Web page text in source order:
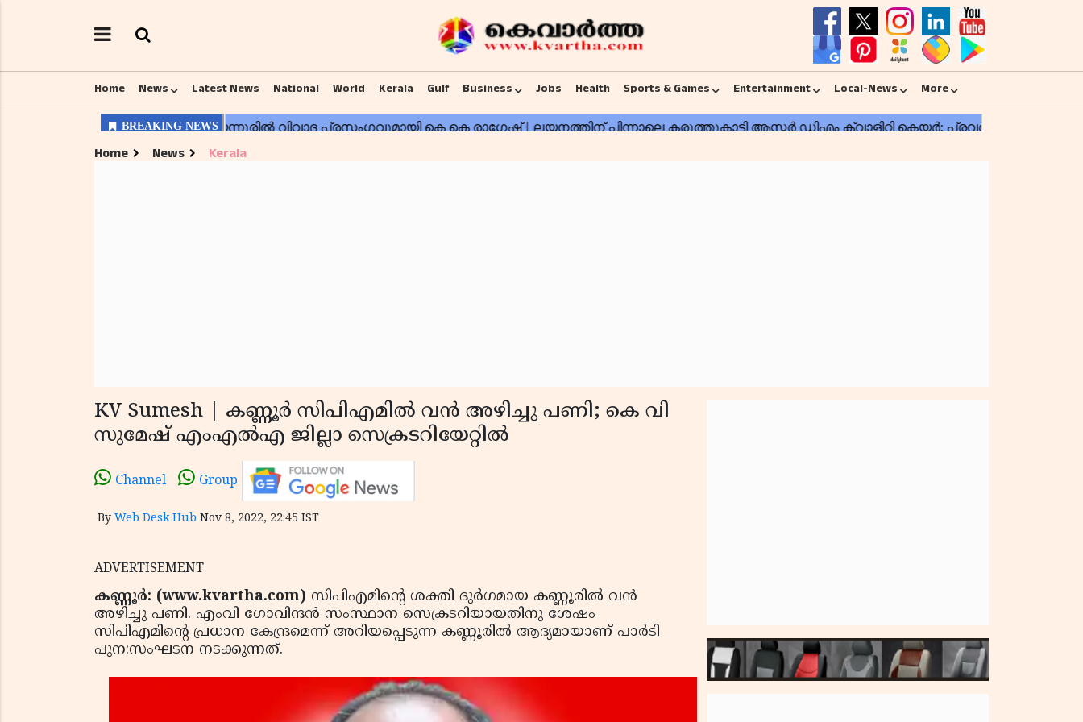
Home News Latest News National World Kerala Gulf Business Jobs Health Sports & Games Entertainment Local-News More
Home News Kerala
KV Sumesh | കണ്ണൂര്‍ സിപിഎമില്‍ വന്‍ അഴിച്ചു പണി; കെ വി
സുമേഷ് എംഎല്‍എ ജില്ലാ സെക്രടറിയേറ്റില്‍
Channel Group
By Web Desk Hub Nov 8, 2022, 22:45 IST
ADVERTISEMENT
കണ്ണൂര്‍: (www.kvartha.com) സിപിഎമിന്റെ ശക്തി ദുര്‍ഗമായ കണ്ണൂരില്‍ വന്‍
അഴിച്ചു പണി. എംവി ഗോവിന്ദന്‍ സംസ്ഥാന സെക്രടറിയായതിനു ശേഷം
സിപിഎമിന്റെ പ്രധാന കേന്ദ്രമെന്ന് അറിയപ്പെടുന്ന കണ്ണൂരില്‍ ആദ്യമായാണ് പാര്‍ടി
പുന:സംഘടന നടക്കുന്നത്.